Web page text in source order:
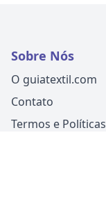
Sobre Nós
O guiatextil.com
Contato
Termos e Políticas